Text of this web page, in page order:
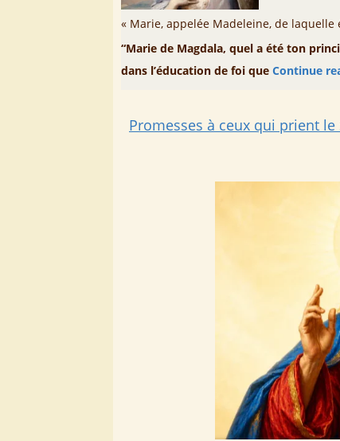
« Marie, appelée Madeleine, de
“Marie de Magdala, quel a été ton
dans l’éducation de foi que Continue
Promesses à ceux qui prient